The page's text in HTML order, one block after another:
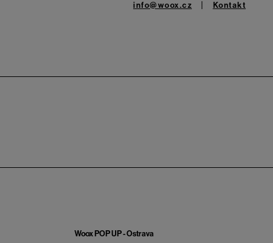
info@woox.cz Kontakt
Woox POP UP - Ostrava